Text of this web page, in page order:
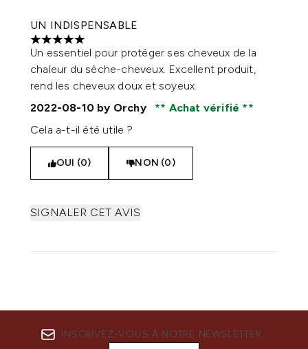
UN INDISPENSABLE
5 étoiles sur un maximum de 5
Un essentiel pour protéger ses cheveux de la
chaleur du sèche-cheveux. Excellent produit,
rend les cheveux doux et soyeux.
2022-08-10 by Orchy
Achat vérifié
Cela a-t-il été utile ?
OUI (0) NON (0)
SIGNALER CET AVIS
INSCRIVEZ-VOUS À NOTRE NEWSLETTER